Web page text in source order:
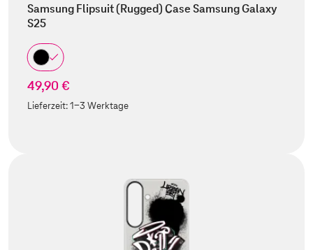
Samsung Flipsuit (Rugged) Case Samsung Galaxy
S25
49,90 €
Lieferzeit:1-3 Werktage